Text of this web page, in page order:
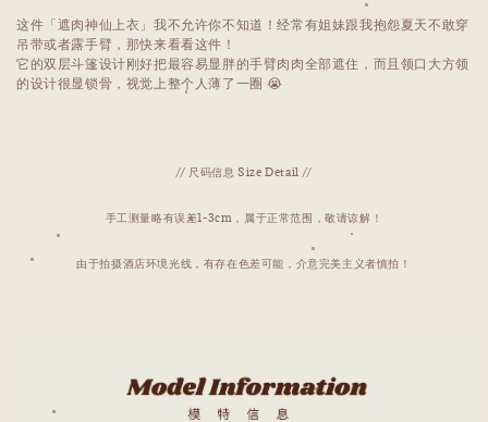
这件「遮肉神仙上衣」我不允许你不知道！经常有姐妹跟我抱怨夏天不敢穿
吊带或者露手臂，那快来看看这件！
它的双层斗篷设计刚好把最容易显胖的手臂肉肉全部遮住，而且领口大方领
的设计很显锁骨，视觉上整个人薄了一圈 😭
// 尺码信息 Size Detail //
手工测量略有误差1-3cm，属于正常范围，敬请谅解！
由于拍摄酒店环境光线，有存在色差可能，介意完美主义者慎拍！